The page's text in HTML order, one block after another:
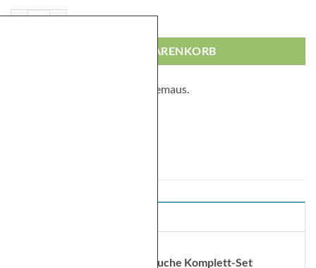
Leo Lausemaus - Schatzsuche Komplett-Set Menge
IN DEN WARENKORB
Finde den Schatz mit Leo Lausemaus.
Leo Lausemaus – Schatzsuche Komplett-Set